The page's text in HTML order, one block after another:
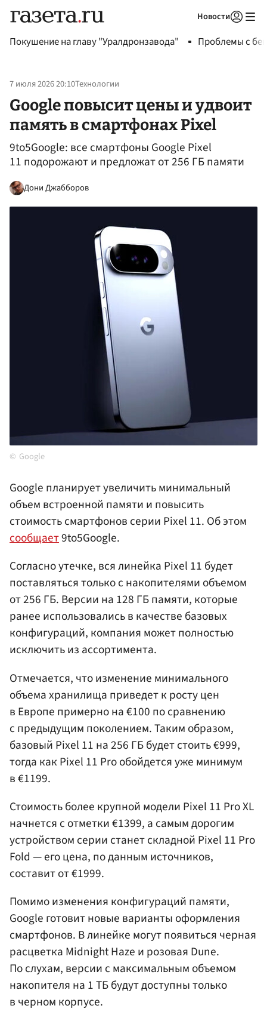
Новости
Покушение на главу "Уралдронзавода" Проблемы с
7 июля 2026 20:10Технологии
Google повысит цены и удвоит
память в смартфонах Pixel
9to5Google: все смартфоны Google Pixel
11 подорожают и предложат от 256 ГБ памяти
Дони Джабборов
Google
Google планирует увеличить минимальный
объем встроенной памяти и повысить
стоимость смартфонов серии Pixel 11. Об этом
сообщает9to5Google.
Согласно утечке, вся линейка Pixel 11 будет
поставляться только с накопителями объемом
от 256 ГБ. Версии на 128 ГБ памяти, которые
ранее использовались в качестве базовых
конфигураций, компания может полностью
исключить из ассортимента.
Отмечается, что изменение минимального
объема хранилища приведет к росту цен
в Европе примерно на €100 по сравнению
с предыдущим поколением. Таким образом,
базовый Pixel 11 на 256 ГБ будет стоить €999,
тогда как Pixel 11 Pro обойдется уже минимум
в €1199.
Стоимость более крупной модели Pixel 11 Pro XL
начнется с отметки €1399, а самым дорогим
устройством серии станет складной Pixel 11 Pro
Fold — его цена, по данным источников,
составит от €1999.
Помимо изменения конфигураций памяти,
Google готовит новые варианты оформления
смартфонов. В линейке могут появиться черная
расцветка Midnight Haze и розовая Dune.
По слухам, версии с максимальным объемом
накопителя на 1 ТБ будут доступны только
в черном корпусе.